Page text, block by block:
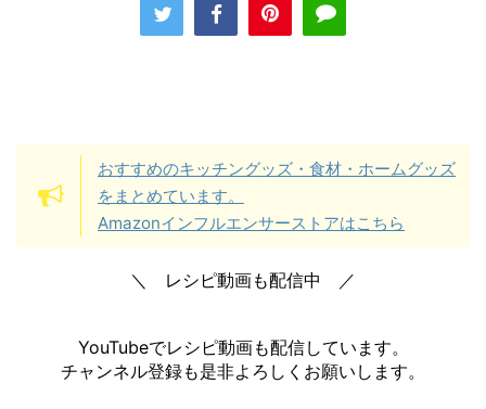
おすすめのキッチングッズ・食材・ホームグッズ
をまとめています。
Amazonインフルエンサーストアはこちら
＼ レシピ動画も配信中 ／
YouTubeでレシピ動画も配信しています。
チャンネル登録も是非よろしくお願いします。